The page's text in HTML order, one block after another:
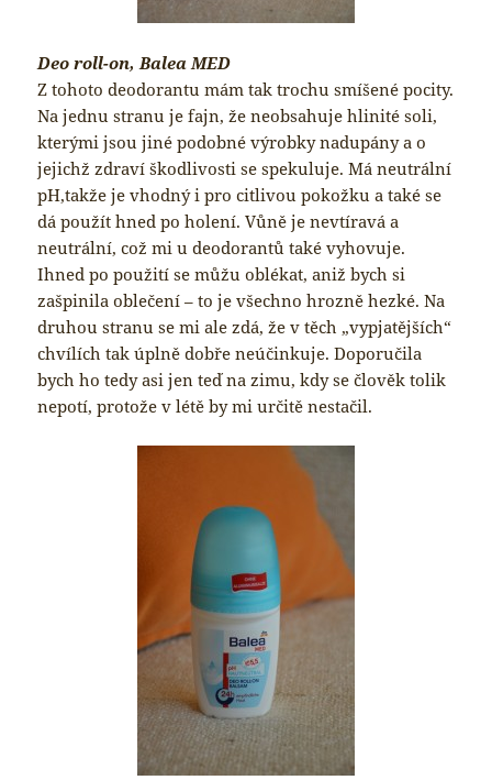
Deo roll-on, Balea MED
Z tohoto deodorantu mám tak trochu smíšené pocity.
Na jednu stranu je fajn, že neobsahuje hlinité soli,
kterými jsou jiné podobné výrobky nadupány a o
jejichž zdraví škodlivosti se spekuluje. Má neutrální
pH,takže je vhodný i pro citlivou pokožku a také se
dá použít hned po holení. Vůně je nevtíravá a
neutrální, což mi u deodorantů také vyhovuje.
Ihned po použití se můžu oblékat, aniž bych si
zašpinila oblečení – to je všechno hrozně hezké. Na
druhou stranu se mi ale zdá, že v těch „vypjatějších“
chvílích tak úplně dobře neúčinkuje. Doporučila
bych ho tedy asi jen teď na zimu, kdy se člověk tolik
nepotí, protože v létě by mi určitě nestačil.